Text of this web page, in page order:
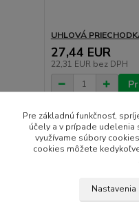
UHLOVÁ
27,44 EUR
22,31 EUR bez DPH
Pre základnú funkčnosť,
účely a v prípade udelenia
využívame súbory
cookies môžete
Nastavenia